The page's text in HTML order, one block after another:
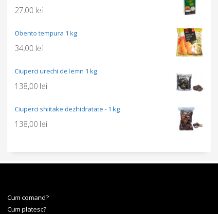
27,00 lei
Obento tempura 1 kg
34,00 lei
Ciuperci urechi de lemn 1 kg
138,00 lei
Ciuperci shiitake dezhidratate - 1 kg
138,00 lei
Cum comand?
Cum platesc?